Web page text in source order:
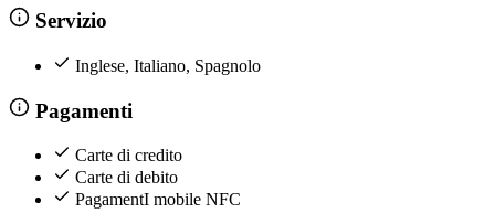
Servizio
Inglese, Italiano, Spagnolo
Pagamenti
Carte di credito
Carte di debito
PagamentI mobile NFC